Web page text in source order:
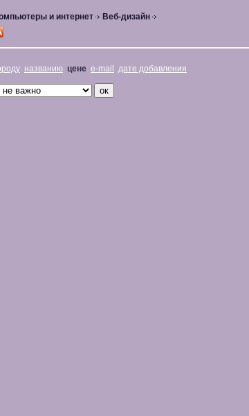
и интернет Веб-дизайн
названию цене e-mail дате добавления